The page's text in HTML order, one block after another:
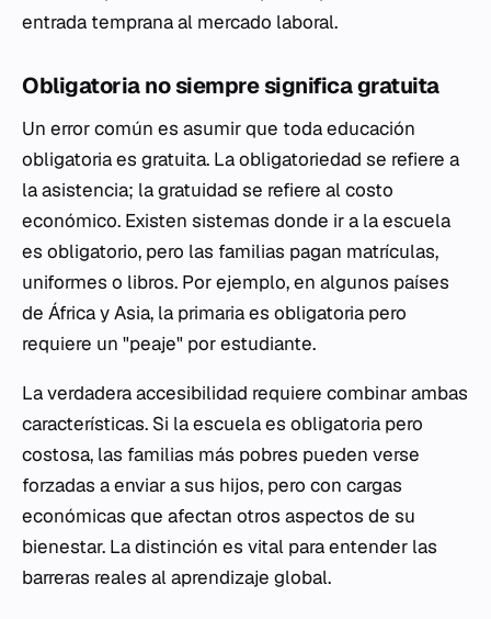
entrada temprana al mercado laboral.
Obligatoria no siempre significa gratuita
Un error común es asumir que toda educación
obligatoria es gratuita. La obligatoriedad se refiere a
la asistencia; la gratuidad se refiere al costo
económico. Existen sistemas donde ir a la escuela
es obligatorio, pero las familias pagan matrículas,
uniformes o libros. Por ejemplo, en algunos países
de África y Asia, la primaria es obligatoria pero
requiere un "peaje" por estudiante.
La verdadera accesibilidad requiere combinar ambas
características. Si la escuela es obligatoria pero
costosa, las familias más pobres pueden verse
forzadas a enviar a sus hijos, pero con cargas
económicas que afectan otros aspectos de su
bienestar. La distinción es vital para entender las
barreras reales al aprendizaje global.